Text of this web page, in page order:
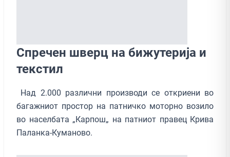
Спречен шверц на бижутерија и
текстил
Над 2.000 различни производи се откриени во
багажниот простор на патничко моторно возило
во населбата „Карпош„ на патниот правец Крива
Паланка-Куманово.